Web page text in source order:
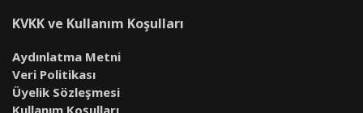
KVKK ve Kullanım Koşulları
Aydınlatma Metni
Veri Politikası
Üyelik Sözleşmesi
Kullanım Koşulları